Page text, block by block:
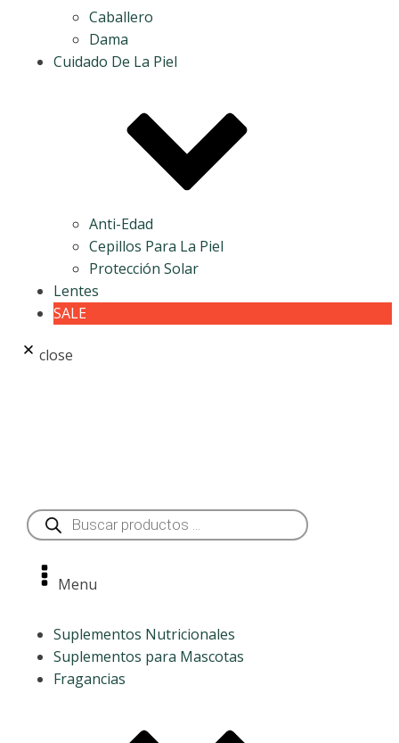
Caballero
Dama
Cuidado De La Piel
Anti-Edad
Cepillos Para La Piel
Protección Solar
Lentes
SALE
close
Búsqueda
de
Menu
Suplementos Nutricionales
Suplementos para Mascotas
Fragancias